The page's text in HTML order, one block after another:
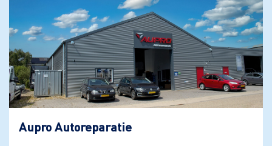
Aupro Autoreparatie